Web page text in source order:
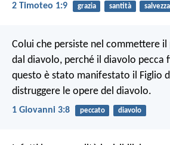
2 Timoteo 1:9 grazia santità salvezza
Colui che persiste nel commettere
dal diavolo, perché il diavolo pecca
questo è stato manifestato il Figlio
distruggere le opere del diavolo.
1 Giovanni 3:8 peccato diavolo